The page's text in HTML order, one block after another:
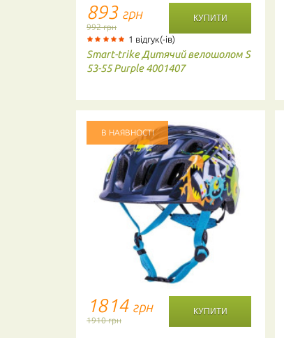
893 грн
992 грн
1 відгук(-ів)
Smart-trike Дитячий велошолом S
53-55 Purple 4001407
В НАЯВНОСТІ
1814 грн
1910 грн